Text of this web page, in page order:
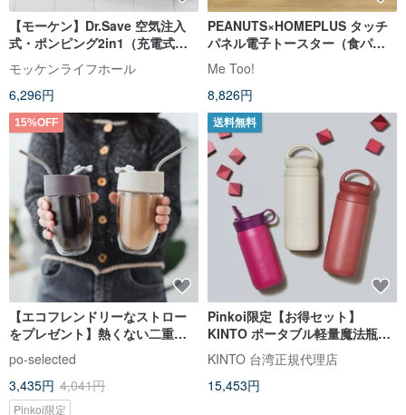
【モーケン】Dr.Save 空気注入
式・ポンピング2in1（充電式）
掃除機（圧縮袋大*2小*2付き）
モッケンライフホール
6,296円
PEANUTS×HOMEPLUS タッチ
パネル電子トースター（食パン2
枚）
Me Too!
8,826円
15%OFF
【エコフレンドリーなストロー
をプレゼント】熱くない二重構
造耐熱ガラスマグカップ 2 個セ
ット - 325ml カップルへのギフ
トに
po-selected
3,435円 4,041円
Pinkoi限定
送料無料
Pinkoi限定【お得セット】
KINTO ポータブル軽量魔法瓶
500ml 2個パック
KINTO 台湾正規代理店
15,453円